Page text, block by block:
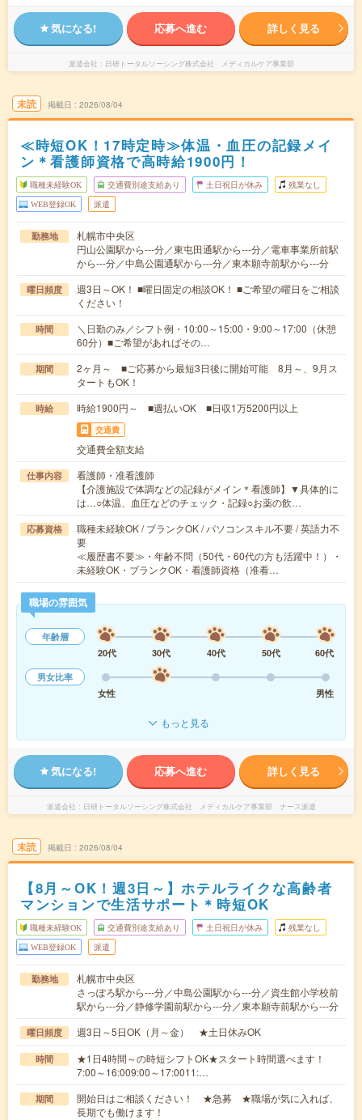
気になる! 応募へ進む 詳しく見る
派遣会社 日研トータルソーシング株式会社 メディカルケア事業部
未読 掲載日 2026/08/04
≪時短OK！17時定時≫体温・血圧の記録メイ
ン＊看護師資格で高時給1900円！
職種未経験OK 交通費別途支給あり 土日祝日が休み 残業なし
WEB登録OK 派遣
勤務地
札幌市中央区
円山公園駅から---分／東屯田通駅から---分／電車事業所前駅
から---分／中島公園通駅から---分／東本願寺前駅から---分
曜日頻度
週3日～OK！ ■曜日固定の相談OK！ ■ご希望の曜日をご相談
ください！
時間
＼日勤のみ／シフト例・10:00～15:00・9:00～17:00（休憩
60分）■ご希望があればその…
期間
2ヶ月～ ■ご応募から最短3日後に開始可能 8月～、9月ス
タートもOK！
時給 時給1900円～ ■週払いOK ■日収1万5200円以上
交通費
交通費全額支給
仕事内容
看護師・准看護師
【介護施設で体調などの記録がメイン＊看護師】▼具体的に
は…○体温、血圧などのチェック・記録○お薬の飲…
応募資格
職種未経験OK / ブランクOK / パソコンスキル不要 / 英語力不
要
≪履歴書不要≫・年齢不問（50代・60代の方も活躍中！）・
未経験OK・ブランクOK・看護師資格（准看…
職場の雰囲気
年齢層
20代
30代 40代 50代
60代
男女比率
女性
男性
もっと見る
気になる! 応募へ進む 詳しく見る
派遣会社 日研トータルソーシング株式会社 メディカルケア事業部 ナース派遣
未読 掲載日 2026/08/04
【8月～OK！週3日～】ホテルライクな高齢者
マンションで生活サポート＊時短OK
職種未経験OK 交通費別途支給あり 土日祝日が休み 残業なし
WEB登録OK 派遣
勤務地
札幌市中央区
さっぽろ駅から---分／中島公園駅から---分／資生館小学校前
駅から---分／静修学園前駅から---分／東本願寺前駅から---分
曜日頻度 週3日～5日OK（月～金） ★土日休みOK
時間
★1日4時間～の時短シフトOK★スタート時間選べます！
7:00～16:009:00～17:0011:…
期間
開始日はご相談ください！ ★急募 ★職場が気に入れば、
長期でも働けます！